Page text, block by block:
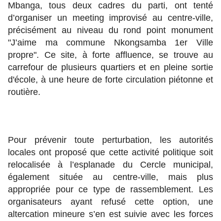
Mbanga, tous deux cadres du parti, ont tenté
d’organiser un meeting improvisé au centre-ville,
précisément au niveau du rond point monument
"J’aime ma commune Nkongsamba 1er Ville
propre". Ce site, à forte affluence, se trouve au
carrefour de plusieurs quartiers et en pleine sortie
d'école, à une heure de forte circulation piétonne et
routière.
Pour prévenir toute perturbation, les autorités
locales ont proposé que cette activité politique soit
relocalisée à l’esplanade du Cercle municipal,
également située au centre-ville, mais plus
appropriée pour ce type de rassemblement. Les
organisateurs ayant refusé cette option, une
altercation mineure s’en est suivie avec les forces